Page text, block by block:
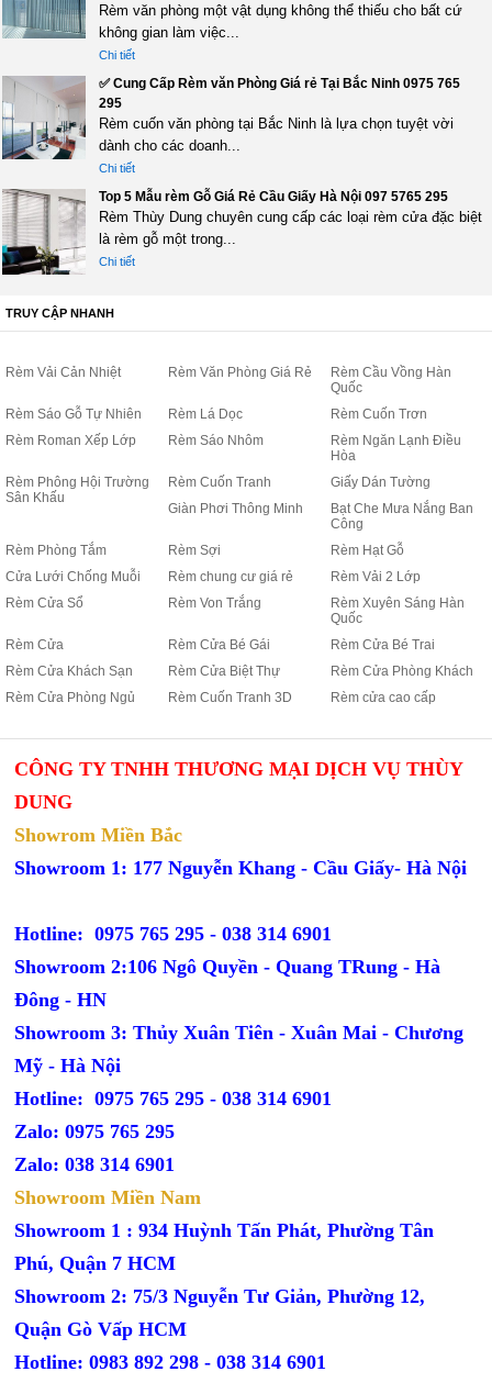
Rèm văn phòng một vật dụng không thể thiếu cho bất cứ
không gian làm việc...
Chi tiết
✅ Cung Cấp Rèm văn Phòng Giá rẻ Tại Bắc Ninh 0975 765
295
Rèm cuốn văn phòng tại Bắc Ninh là lựa chọn tuyệt vời
dành cho các doanh...
Chi tiết
Top 5 Mẫu rèm Gỗ Giá Rẻ Cầu Giấy Hà Nội 097 5765 295
Rèm Thùy Dung chuyên cung cấp các loại rèm cửa đặc biệt
là rèm gỗ một trong...
Chi tiết
TRUY CẬP NHANH
Rèm Vải Cản Nhiệt Rèm Văn Phòng Giá Rẻ
Rèm Cầu Vồng Hàn
Quốc
Rèm Sáo Gỗ Tự Nhiên
Rèm Lá Dọc
Rèm Cuốn Trơn
Rèm Roman Xếp Lớp
Rèm Sáo Nhôm
Rèm Ngăn Lạnh Điều
Hòa
Rèm Phông Hội Trường
Sân Khấu
Rèm Cuốn Tranh
Giấy Dán Tường
Giàn Phơi Thông Minh
Bạt Che Mưa Nắng Ban
Công
Rèm Phòng Tắm
Rèm Sợi
Rèm Hạt Gỗ
Cửa Lưới Chống Muỗi
Rèm chung cư giá rẻ
Rèm Vải 2 Lớp
Rèm Cửa Sổ
Rèm Von Trắng
Rèm Xuyên Sáng Hàn
Quốc
Rèm Cửa
Rèm Cửa Bé Gái
Rèm Cửa Bé Trai
Rèm Cửa Khách Sạn
Rèm Cửa Biệt Thự
Rèm Cửa Phòng Khách
Rèm Cửa Phòng Ngủ
Rèm Cuốn Tranh 3D Rèm cửa cao cấp
CÔNG TY TNHH THƯƠNG MẠI DỊCH VỤ THÙY
DUNG
Showrom Miền Bắc
Showroom 1: 177 Nguyễn Khang - Cầu Giấy- Hà Nội
Hotline: 0975 765 295 -038 314 6901
Showroom 2:106 Ngô Quyền - Quang TRung - Hà
Đông - HN
Showroom 3: Thủy Xuân Tiên - Xuân Mai - Chương
Mỹ - Hà Nội
Hotline: 0975 765 295 -038 314 6901
Zalo: 0975 765 295
Zalo: 038 314 6901
Showroom Miền Nam
Showroom 1 : 934 Huỳnh Tấn Phát, Phường Tân
Phú, Quận 7 HCM
Showroom 2: 75/3 Nguyễn Tư Giản, Phường 12,
Quận Gò Vấp HCM
Hotline: 0983 892 298 - 038 314 6901